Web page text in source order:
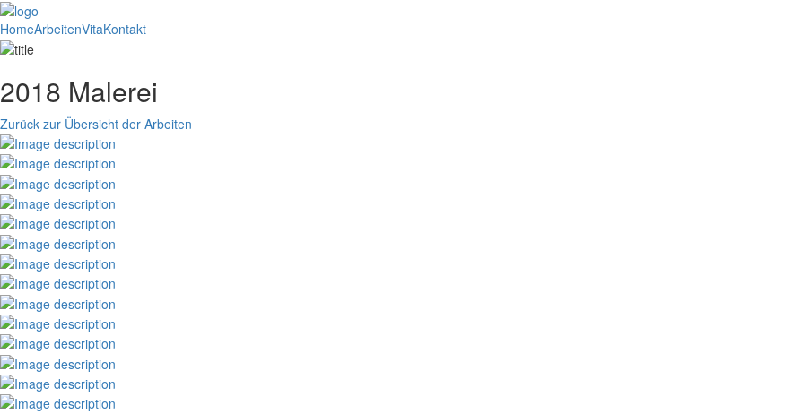
HomeArbeitenVitaKontakt
2018 Malerei
Zurück zur Übersicht der Arbeiten